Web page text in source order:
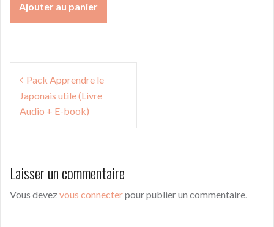
Ajouter au panier
Navigation
de
l’article
Pack Apprendre le
Japonais utile (Livre
Audio + E-book)
Laisser un commentaire
Vous devez vous connecterpour publier un commentaire.